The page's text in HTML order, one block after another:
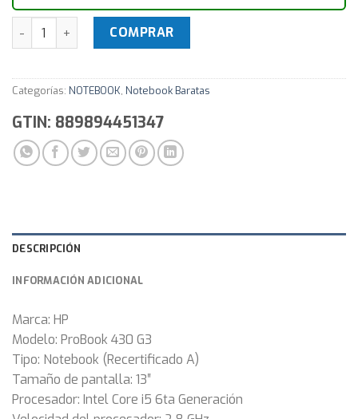
Notebook HP ProBook 430 G3 | Core i5 2.8GHz 6ª Gen
COMPRAR
Categorías: NOTEBOOK, Notebook Baratas
GTIN: 889894451347
DESCRIPCIÓN
INFORMACIÓN ADICIONAL
Marca: HP
Modelo: ProBook 430 G3
Tipo: Notebook (Recertificado A)
Tamaño de pantalla: 13″
Procesador: Intel Core i5 6ta Generación